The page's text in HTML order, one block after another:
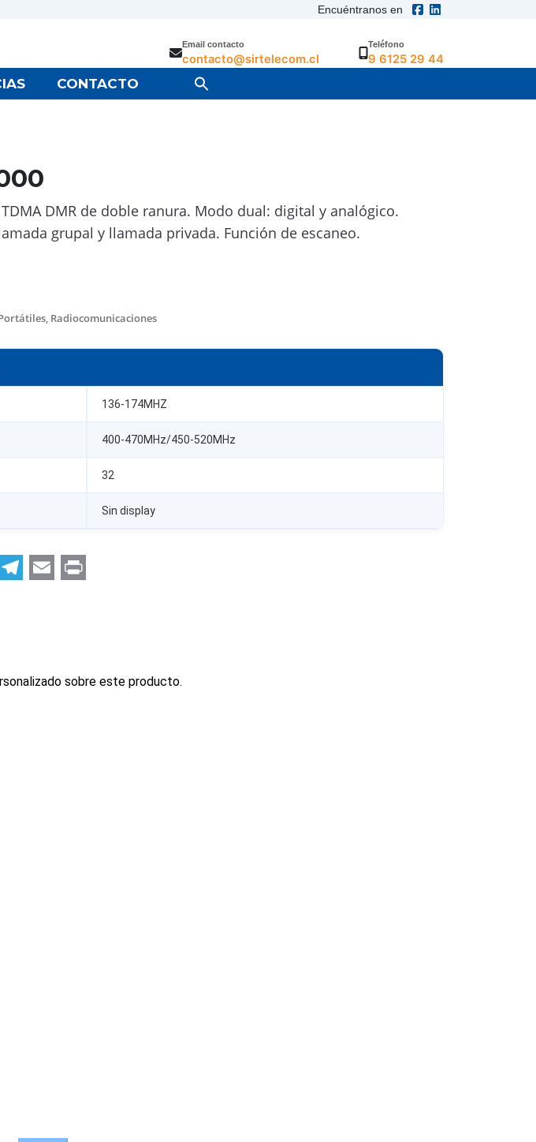
Encuéntranos en
Teléfono
9 6125 29 44
Email contacto
contacto@sirtelecom.cl
CONTACTO
TDMA DMR de doble ranura. Modo dual: digital y analógico.
grupal y llamada privada. Función de escaneo.
, Radiocomunicaciones
136-174MHZ
400-470MHz/450-520MHz
32
Sin display
sobre este producto.